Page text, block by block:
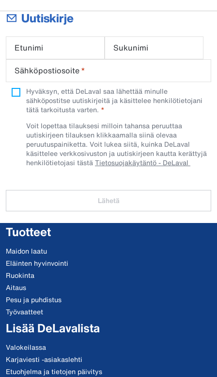
Uutiskirje
Etunimi
Sukunimi
Sähköpostiosoite*
Hyväksyn, että DeLaval saa lähettää minulle
sähköpostitse uutiskirjeitä ja käsittelee henkilötietojani
tätä tarkoitusta varten.
Voit lopettaa tilauksesi milloin tahansa peruuttaa
uutiskirjeen tilauksen klikkaamalla siinä olevaa
peruutuspainiketta. Voit lukea siitä, kuinka DeLaval
käsittelee verkkosivuston ja uutiskirjeen kautta kerättyjä
henkilötietojasi tästäTietosuojakäytäntö - DeLaval
Lähetä
Tuotteet
Maidon laatu
Eläinten hyvinvointi
Ruokinta
Aitaus
Pesu ja puhdistus
Työvaatteet
Lisää DeLavalista
Valokeilassa
Karjaviesti -asiakaslehti
Etuohjelma ja tietojen päivitys